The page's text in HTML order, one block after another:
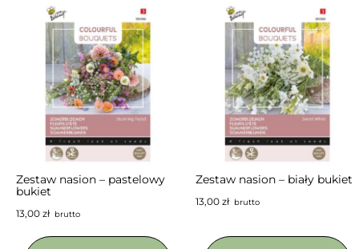
Zestaw nasion – pastelowy
bukiet
13,00 złbrutto
Zestaw nasion – biały bukiet
13,00 złbrutto